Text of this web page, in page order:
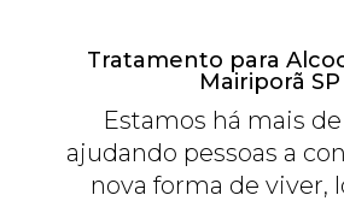
Tratamento para
Mairiporã SP
Estamos há mais
ajudando pessoas a
nova forma de viver,